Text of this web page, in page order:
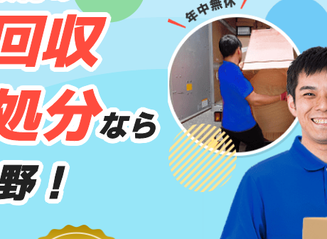
収
分なら
！